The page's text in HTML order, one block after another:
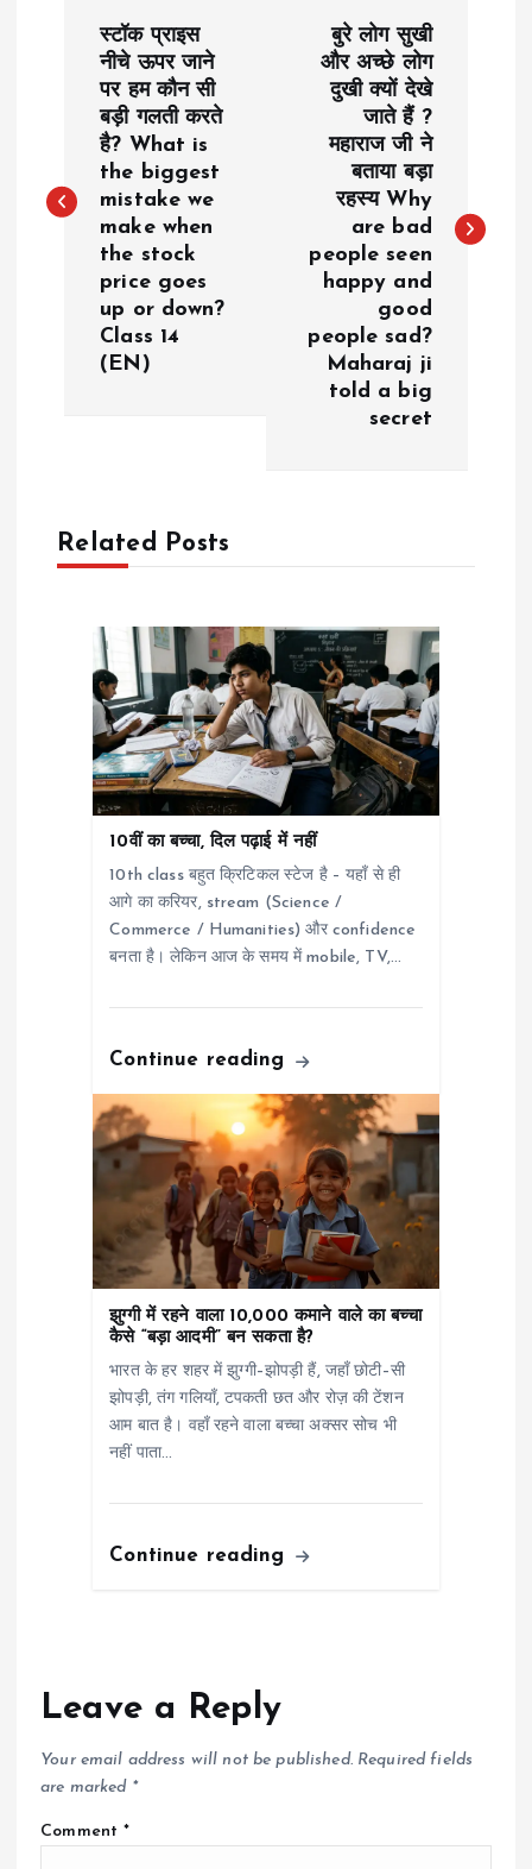
t
a
स्टॉक प्राइस
नीचे ऊपर जाने
पर हम कौन सी
बड़ी गलती करते
है? What is
the biggest
mistake we
make when
the stock
price goes
up or down?
Class 14
(EN)
बुरे लोग सुखी
और अच्छे लोग
दुखी क्यों देखे
जाते हैं ?
महाराज जी ने
बताया बड़ा
रहस्य Why
are bad
people seen
happy and
good
people sad?
Maharaj ji
told a big
secret
Related Posts
10वीं का बच्चा, दिल पढ़ाई में नहीं
10th class बहुत क्रिटिकल स्टेज है – यहाँ से ही
आगे का करियर, stream (Science /
Commerce / Humanities) और confidence
बनता है। लेकिन आज के समय में mobile, TV,…
Continue reading
झुग्गी में रहने वाला 10,000 कमाने वाले का बच्चा
कैसे “बड़ा आदमी” बन सकता है?
भारत के हर शहर में झुग्गी–झोपड़ी हैं, जहाँ छोटी–सी
झोपड़ी, तंग गलियाँ, टपकती छत और रोज़ की टेंशन
आम बात है। वहाँ रहने वाला बच्चा अक्सर सोच भी
नहीं पाता…
Continue reading
Leave a Reply
Your email address will not be published. Required fields
are marked *
Comment*